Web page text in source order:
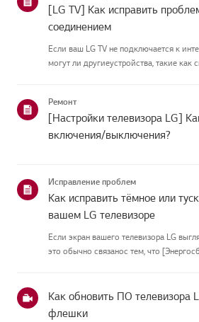
[LG TV] Как исправить
соединением
Если ваш LG TV не подключается к
могут ли другиеустройства, такие как
Ремонт
[Настройки телевизора LG]
включения/выключения?
Исправление проблем
Как исправить тёмное или
вашем LG телевизоре
Если экран вашего телевизора LG
это обычно связанос тем, что
Как обновить ПО телевизора
флешки